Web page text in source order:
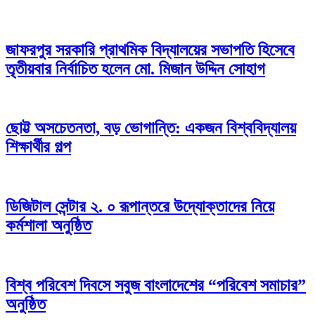
জাফরপুর সরকারি প্রাথমিক বিদ্যালয়ের সভাপতি হিসেবে
তৃতীয়বার নির্বাচিত হলেন মো. মিজান উদ্দিন সোহাগ
ছোট্ট অসচেতনতা, বড় ভোগান্তি: একজন বিশ্ববিদ্যালয়
শিক্ষার্থীর গল্প
ডিজিটাল সেন্টার ২. ০ রূপান্তরে উদ্যোক্তাদের নিয়ে
কর্মশালা অনুষ্ঠিত
বিশ্ব পরিবেশ দিবসে সবুজ বাংলাদেশের “পরিবেশ সমাচার”
অনুষ্ঠিত